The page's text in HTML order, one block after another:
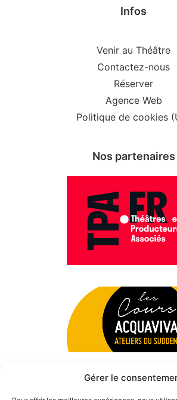
Gérer le
Infos
Venir au Théâtre
Contactez-nous
Réserver
Agence Web
Politique de cookies
Nos partenaires